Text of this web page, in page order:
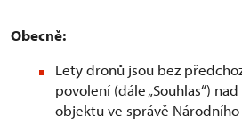
Obecně:
Lety dronů jsou bez
povolení (dále „Souhlas“)
objektu ve správě